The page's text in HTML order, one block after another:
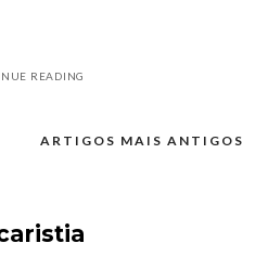
READING
ARTIGOS MAIS ANTIGOS